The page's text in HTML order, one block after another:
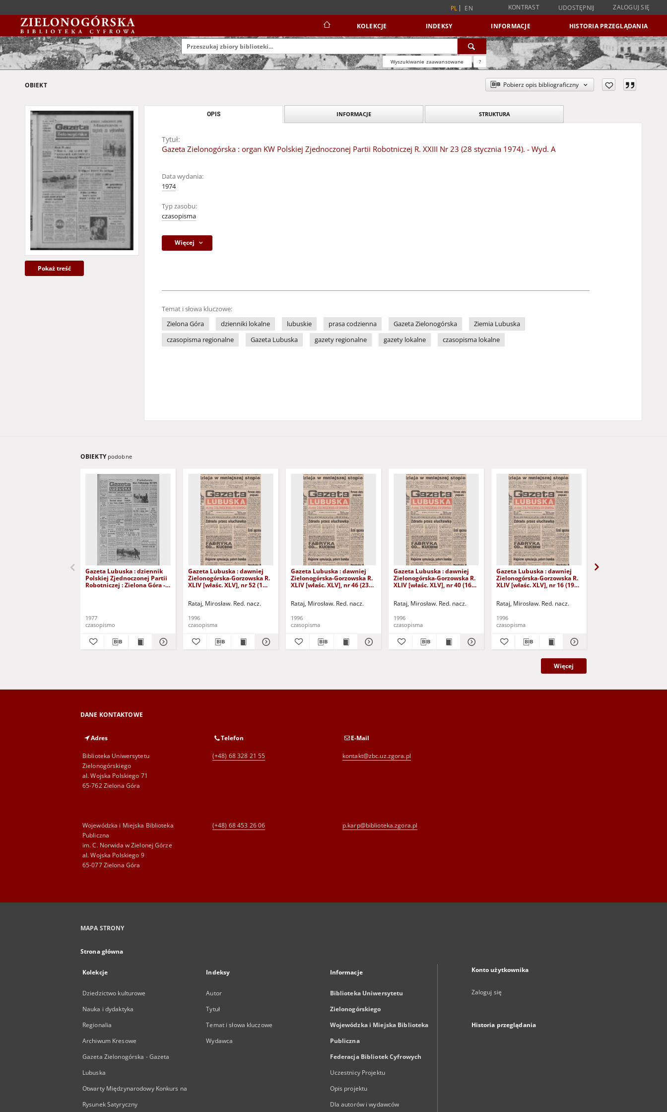
PL EN KONTRAST UDOSTĘPNIJ ZALOGUJ SIĘ
KOLEKCJE INDEKSY INFORMACJE HISTORIA PRZEGLĄDANIA
Wyszukiwanie zaawansowane ?
OBIEKT Pobierz opis bibliograficzny
Pokaż treść
OPIS INFORMACJE STRUKTURA
Tytuł:
Gazeta Zielonogórska : organ KW Polskiej Zjednoczonej Partii Robotniczej R. XXIII Nr 23 (28 stycznia 1974). - Wyd. A
Data wydania:
1974
Typ zasobu:
czasopisma
Więcej
Temat i słowa kluczowe:
Zielona Góra
dzienniki lokalne lubuskie prasa codzienna Gazeta Zielonogórska
Ziemia Lubuska
czasopisma regionalne
Gazeta Lubuska gazety regionalne gazety lokalne czasopisma lokalne
OBIEKTY podobne
Gazeta Lubuska : dziennik
Polskiej Zjednoczonej Partii
Robotniczej : Zielona Góra -
1977
czasopismo
Gazeta Lubuska : dawniej
Zielonogórska-Gorzowska R.
XLIV [właśc. XLV], nr 52 (1
Rataj, Mirosław. Red. nacz.
1996
czasopisma
Gazeta Lubuska : dawniej
Zielonogórska-Gorzowska R.
XLIV [właśc. XLV], nr 46 (23
Rataj, Mirosław. Red. nacz.
1996
czasopisma
Gazeta Lubuska : dawniej
Zielonogórska-Gorzowska R.
XLIV [właśc. XLV], nr 40 (16
Rataj, Mirosław. Red. nacz.
1996
czasopisma
Gazeta Lubuska : dawniej
Zielonogórska-Gorzowska R.
XLIV [właśc. XLV], nr 16 (19
Rataj, Mirosław. Red. nacz.
1996
czasopisma
Więcej
DANE KONTAKTOWE
Adres
Biblioteka Uniwersytetu
Zielonogórskiego
al. Wojska Polskiego 71
65-762 Zielona Góra
Telefon
(+48) 68 328 21 55
E-Mail
kontakt@zbc.uz.zgora.pl
Wojewódzka i Miejska Biblioteka
Publiczna
im. C. Norwida w Zielonej Górze
al. Wojska Polskiego 9
65-077 Zielona Góra
(+48) 68 453 26 06 p.karp@biblioteka.zgora.pl
MAPA STRONY
Strona główna
Kolekcje
Dziedzictwo kulturowe
Nauka i dydaktyka
Regionalia
Archiwum Kresowe
Gazeta Zielonogórska - Gazeta
Lubuska
Otwarty Międzynarodowy Konkurs na
Rysunek Satyryczny
Indeksy
Autor
Tytuł
Temat i słowa kluczowe
Wydawca
Informacje
Biblioteka Uniwersytetu
Zielonogórskiego
Wojewódzka i Miejska Biblioteka
Publiczna
Federacja Bibliotek Cyfrowych
Uczestnicy Projektu
Opis projektu
Dla autorów i wydawców
Konto użytkownika
Zaloguj się
Historia przeglądania